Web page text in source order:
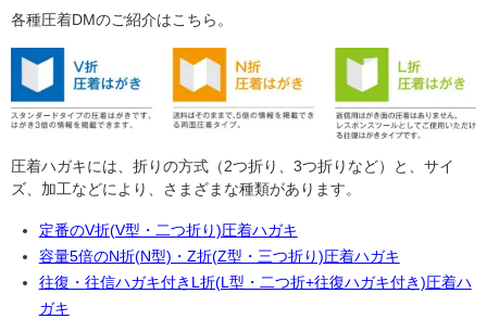
各種圧着DMのご紹介はこちら。
圧着ハガキには、折りの方式（2つ折り、3つ折りなど）と、サイ
ズ、加工などにより、さまざまな種類があります。
定番のV折(V型・二つ折り)圧着ハガキ
容量5倍のN折(N型)・Z折(Z型・三つ折り)圧着ハガキ
往復・往信ハガキ付きL折(L型・二つ折+往復ハガキ付き)圧着ハ
ガキ